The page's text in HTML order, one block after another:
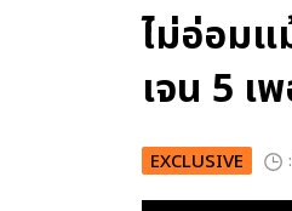
ไม่อ่อมแ
เจน 5 เ
EXCLUSIVE